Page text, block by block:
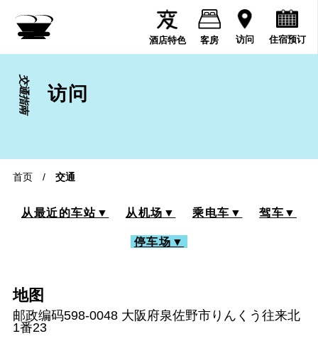
酒店特色 客房 访问 住宿预订
交通指南 访问
首页 / 交通
从最近的车站▼ 从机场▼ 乘电车▼ 驾车▼
停车场▼
地图
邮政编码598-0048 大阪府泉佐野市りんくう往来北
1番23